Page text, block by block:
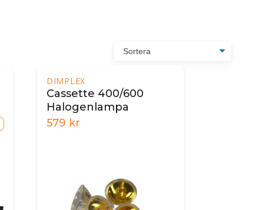
DIMPLEX
Cassette 400/600
Halogenlampa
579 kr